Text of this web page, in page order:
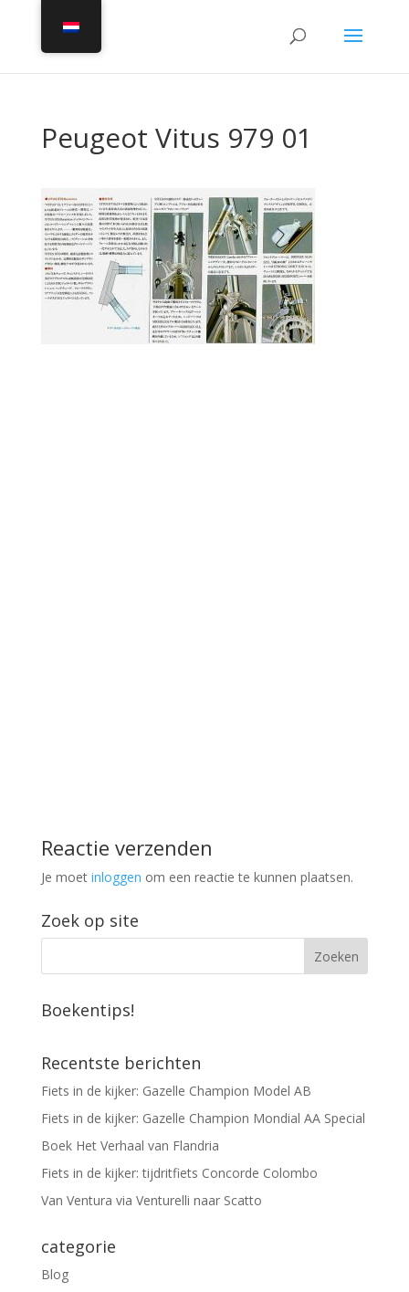
Peugeot Vitus 979 01
Reactie verzenden
Je moet inloggen om een reactie te kunnen plaatsen.
Zoek op site
Boekentips!
Recentste berichten
Fiets in de kijker: Gazelle Champion Model AB
Fiets in de kijker: Gazelle Champion Mondial AA Special
Boek Het Verhaal van Flandria
Fiets in de kijker: tijdritfiets Concorde Colombo
Van Ventura via Venturelli naar Scatto
categorie
Blog